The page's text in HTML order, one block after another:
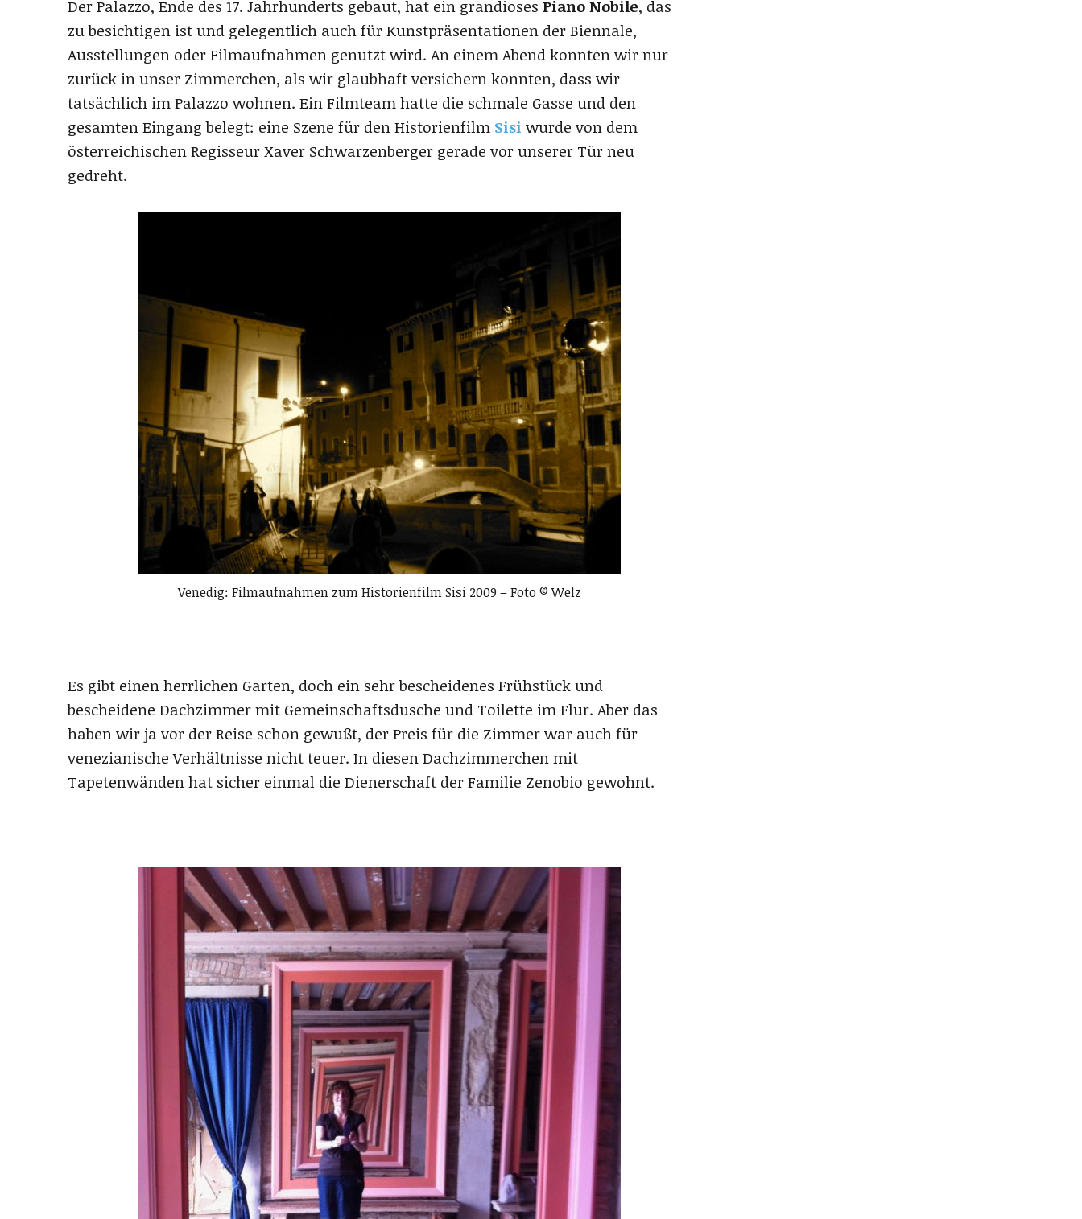
Der Palazzo, Ende des 17. Jahrhunderts gebaut, hat ein grandioses Piano Nobile, das
zu besichtigen ist und gelegentlich auch für Kunstpräsentationen der Biennale,
Ausstellungen oder Filmaufnahmen genutzt wird. An einem Abend konnten wir nur
zurück in unser Zimmerchen, als wir glaubhaft versichern konnten, dass wir
tatsächlich im Palazzo wohnen. Ein Filmteam hatte die schmale Gasse und den
gesamten Eingang belegt: eine Szene für den Historienfilm Sisi wurde von dem
österreichischen Regisseur Xaver Schwarzenberger gerade vor unserer Tür neu
gedreht.
Venedig: Filmaufnahmen zum Historienfilm Sisi 2009 – Foto © Welz
Es gibt einen herrlichen Garten, doch ein sehr bescheidenes Frühstück und
bescheidene Dachzimmer mit Gemeinschaftsdusche und Toilette im Flur. Aber das
haben wir ja vor der Reise schon gewußt, der Preis für die Zimmer war auch für
venezianische Verhältnisse nicht teuer. In diesen Dachzimmerchen mit
Tapetenwänden hat sicher einmal die Dienerschaft der Familie Zenobio gewohnt.